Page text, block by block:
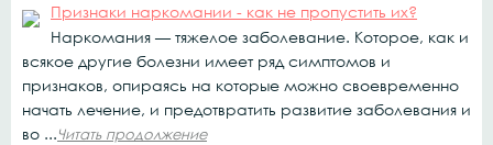
Признаки наркомании - как не пропустить их?
Наркомания — тяжелое заболевание. Которое, как и
всякое другие болезни имеет ряд симптомов и
признаков, опираясь на которые можно своевременно
начать лечение, и предотвратить развитие заболевания и
во ...Читать продолжение